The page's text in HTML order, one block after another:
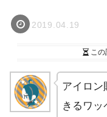
2019.04.19
この
アイロン
きるワッ